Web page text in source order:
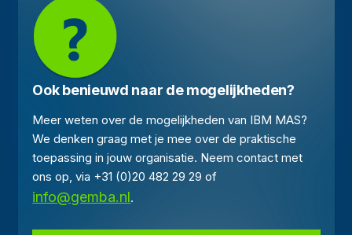
Ook benieuwd naar de mogelijkheden?
Meer weten over de mogelijkheden van IBM MAS?
We denken graag met je mee over de praktische
toepassing in jouw organisatie. Neem contact met
ons op, via +31 (0)20 482 29 29 of
info@gemba.nl.